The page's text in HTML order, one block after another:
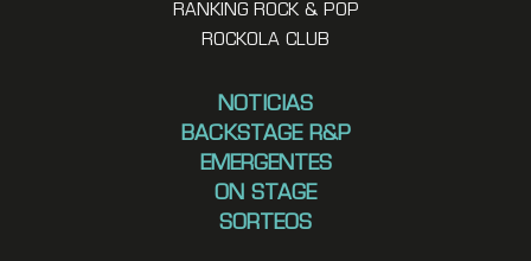
RANKING ROCK & POP
ROCKOLA CLUB
NOTICIAS
BACKSTAGE R&P
EMERGENTES
ON STAGE
SORTEOS